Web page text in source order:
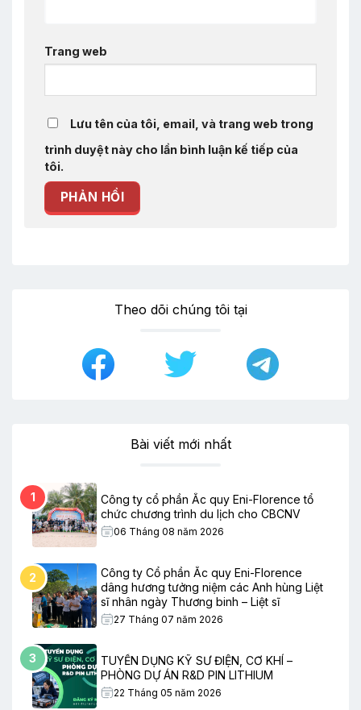
Trang web
Lưu tên của tôi, email, và trang web trong
trình duyệt này cho lần bình luận kế tiếp của
tôi.
Theo dõi chúng tôi tại
Bài viết mới nhất
1
Công ty cổ phần Ắc quy Eni-Florence tổ
chức chương trình du lịch cho CBCNV
06 Tháng 08 năm 2026
2
Công ty Cổ phần Ắc quy Eni-Florence
dâng hương tưởng niệm các Anh hùng Liệt
sĩ nhân ngày Thương binh – Liệt sĩ
27 Tháng 07 năm 2026
3
TUYỂN DỤNG KỸ SƯ ĐIỆN, CƠ KHÍ –
PHÒNG DỰ ÁN R&D PIN LITHIUM
22 Tháng 05 năm 2026